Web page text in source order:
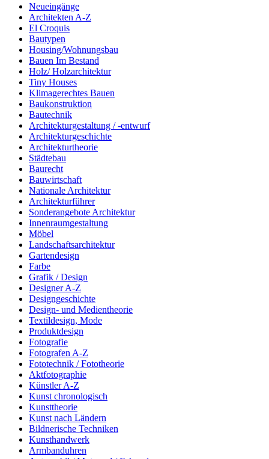
Neueingänge
Architekten A-Z
El Croquis
Bautypen
Housing/Wohnungsbau
Bauen Im Bestand
Holz/ Holzarchitektur
Tiny Houses
Klimagerechtes Bauen
Baukonstruktion
Bautechnik
Architekturgestaltung / -entwurf
Architekturgeschichte
Architekturtheorie
Städtebau
Baurecht
Bauwirtschaft
Nationale Architektur
Architekturführer
Sonderangebote Architektur
Innenraumgestaltung
Möbel
Landschaftsarchitektur
Gartendesign
Farbe
Grafik / Design
Designer A-Z
Designgeschichte
Design- und Medientheorie
Textildesign, Mode
Produktdesign
Fotografie
Fotografen A-Z
Fototechnik / Fototheorie
Aktfotographie
Künstler A-Z
Kunst chronologisch
Kunsttheorie
Kunst nach Ländern
Bildnerische Techniken
Kunsthandwerk
Armbanduhren